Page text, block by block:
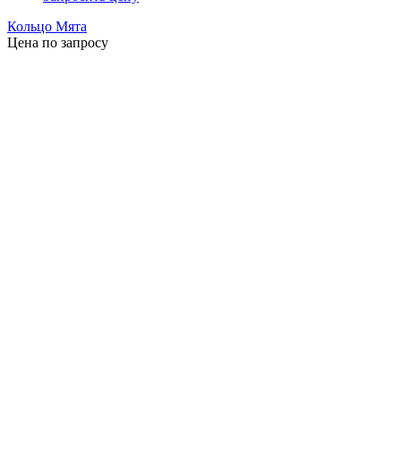
Кольцо Мята
Цена по запросу